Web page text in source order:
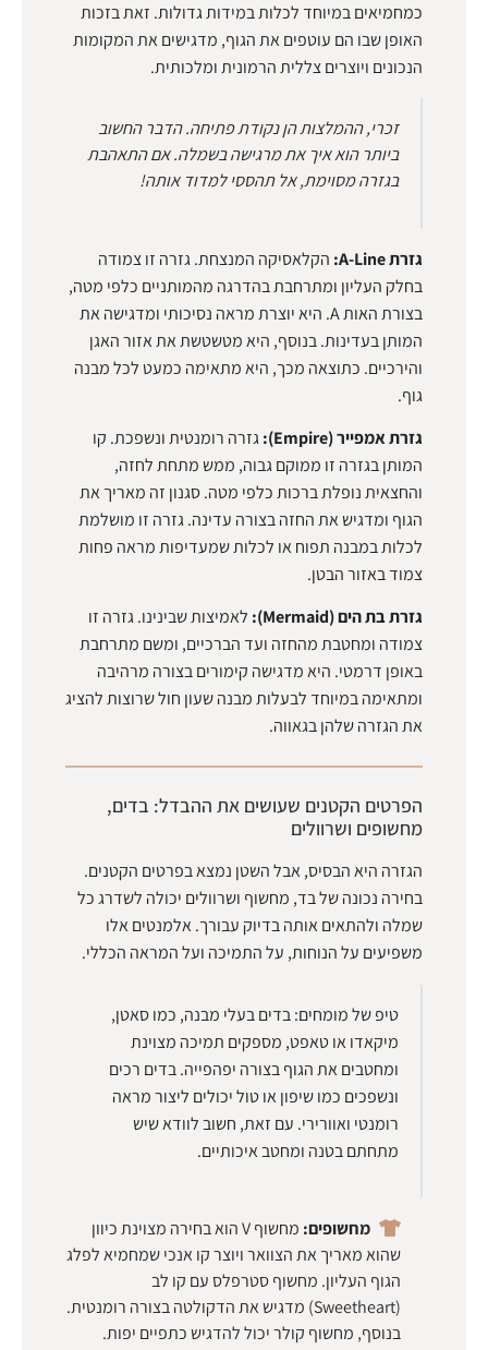
כמחמיאים במיוחד לכלות במידות גדולות. זאת בזכות
האופן שבו הם עוטפים את הגוף, מדגישים את המקומות
הנכונים ויוצרים צללית הרמונית ומלכותית.
זכרי, ההמלצות הן נקודת פתיחה. הדבר החשוב
ביותר הוא איך את מרגישה בשמלה. אם התאהבת
בגזרה מסוימת, אל תהססי למדוד אותה!
גזרת A-Line:
הקלאסיקה המנצחת. גזרה זו צמודה
בחלק העליון ומתרחבת בהדרגה מהמותניים כלפי מטה,
בצורת האות A. היא יוצרת מראה נסיכותי ומדגישה את
המותן בעדינות. בנוסף, היא מטשטשת את אזור האגן
והירכיים. כתוצאה מכך, היא מתאימה כמעט לכל מבנה
גוף.
גזרת אמפייר (Empire):
גזרה רומנטית ונשפכת. קו
המותן בגזרה זו ממוקם גבוה, ממש מתחת לחזה,
והחצאית נופלת ברכות כלפי מטה. סגנון זה מאריך את
הגוף ומדגיש את החזה בצורה עדינה. גזרה זו מושלמת
לכלות במבנה תפוח או לכלות שמעדיפות מראה פחות
צמוד באזור הבטן.
גזרת בת הים (Mermaid):
לאמיצות שבינינו. גזרה זו
צמודה ומחטבת מהחזה ועד הברכיים, ומשם מתרחבת
באופן דרמטי. היא מדגישה קימורים בצורה מרהיבה
ומתאימה במיוחד לבעלות מבנה שעון חול שרוצות להציג
את הגזרה שלהן בגאווה.
הפרטים הקטנים שעושים את ההבדל: בדים,
מחשופים ושרוולים
הגזרה היא הבסיס, אבל השטן נמצא בפרטים הקטנים.
בחירה נכונה של בד, מחשוף ושרוולים יכולה לשדרג כל
שמלה ולהתאים אותה בדיוק עבורך. אלמנטים אלו
משפיעים על הנוחות, על התמיכה ועל המראה הכללי.
טיפ של מומחים: בדים בעלי מבנה, כמו סאטן,
מיקאדו או טאפט, מספקים תמיכה מצוינת
ומחטבים את הגוף בצורה יפהפייה. בדים רכים
ונשפכים כמו שיפון או טול יכולים ליצור מראה
רומנטי ואוורירי. עם זאת, חשוב לוודא שיש
מתחתם בטנה ומחטב איכותיים.
מחשופים:
מחשוף V הוא בחירה מצוינת כיוון
שהוא מאריך את הצוואר ויוצר קו אנכי שמחמיא לפלג
הגוף העליון. מחשוף סטרפלס עם קו לב
(Sweetheart) מדגיש את הדקולטה בצורה רומנטית.
בנוסף, מחשוף קולר יכול להדגיש כתפיים יפות.